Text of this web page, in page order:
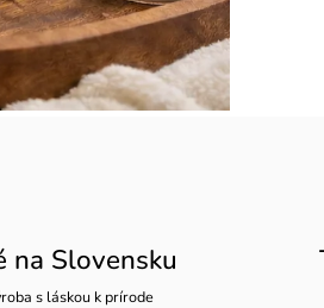
na Slovensku
s láskou k prírode